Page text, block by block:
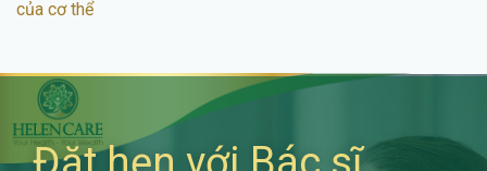
của cơ thể